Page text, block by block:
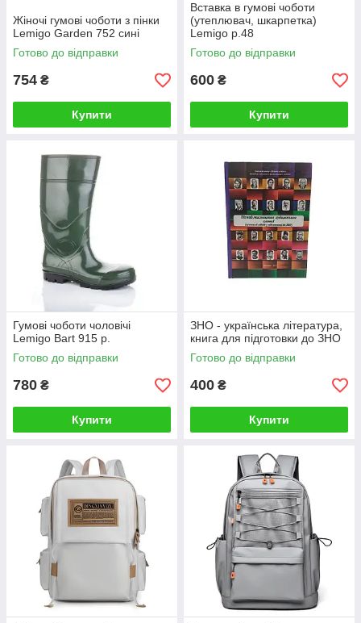
Жіночі гумові чоботи з пінки
Lemigo Garden 752 сині
Готово до відправки
754 ₴
Купити
Вставка в гумові чоботи
(утеплювач, шкарпетка)
Lemigo р.48
Готово до відправки
600 ₴
Купити
Гумові чоботи чоловічі
Lemigo Bart 915 р.
Готово до відправки
780 ₴
Купити
ЗНО - українська література,
книга для підготовки до ЗНО
Готово до відправки
400 ₴
Купити